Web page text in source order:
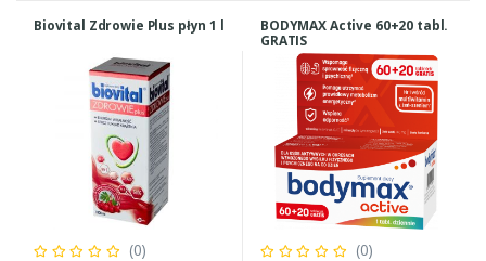
Biovital Zdrowie Plus płyn 1 l
(0)
BODYMAX Active 60+20 tabl.
GRATIS
(0)